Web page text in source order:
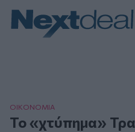
ΟΙΚΟΝΟΜΙΑ
Το «χτύπημα»